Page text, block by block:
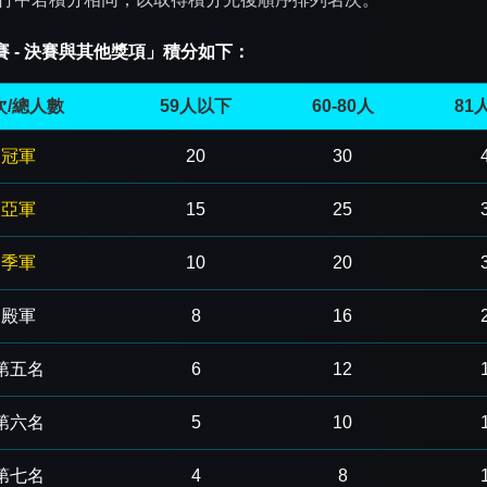
- 決賽與其他獎項」積分如下：
/總人數 59人以下 60-80人 81
冠軍 20 30
亞軍 15 25
季軍 10 20
殿軍 8 16
五名 6 12
六名 5 10
七名 4 8